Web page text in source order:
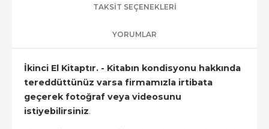
TAKSIT SEÇENEKLERI
YORUMLAR
İkinci El Kitaptır. - Kitabın kondisyonu hakkında
tereddüttünüz varsa firmamızla irtibata
geçerek fotoğraf veya videosunu
istiyebilirsiniz.